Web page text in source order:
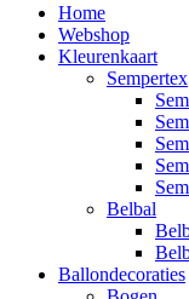
Home
Webshop
Kleurenkaart
Sempertex
Belbal
Ballondecoraties